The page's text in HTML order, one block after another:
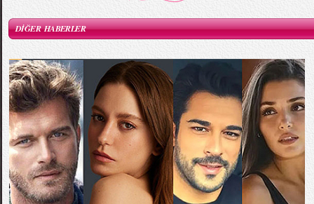
DİĞER HABERLER